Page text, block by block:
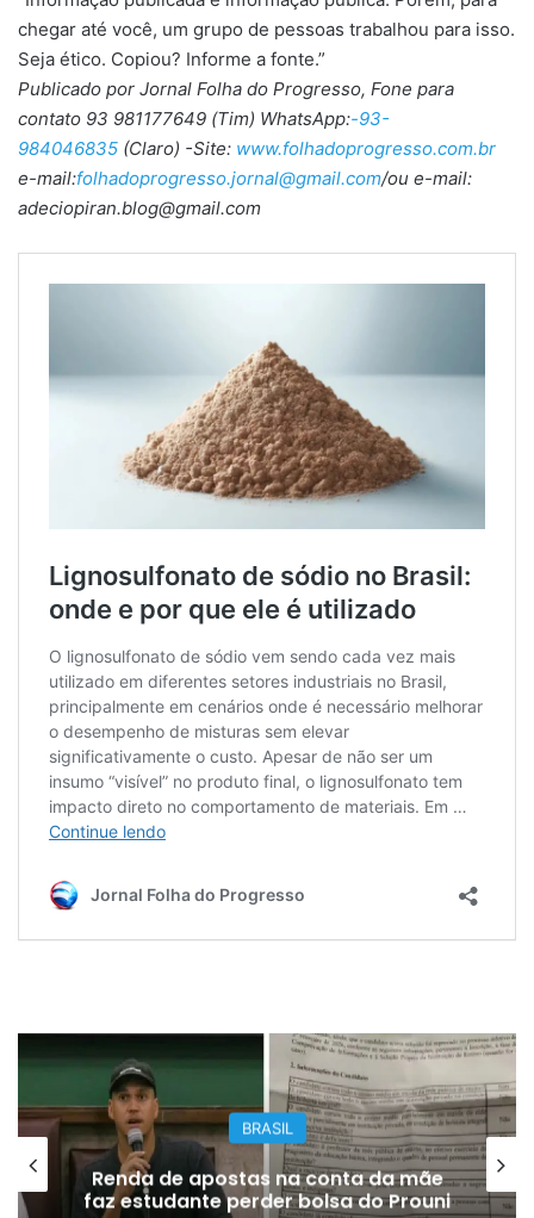
chegar até você, um grupo de pessoas trabalhou para isso.
Seja ético. Copiou? Informe a fonte.”
Publicado por Jornal Folha do Progresso, Fone para
contato 93 981177649 (Tim) WhatsApp:-93-
984046835 (Claro) -Site: www.folhadoprogresso.com.br
e-mail:folhadoprogresso.jornal@gmail.com/ou e-mail:
adeciopiran.blog@gmail.com
BRASIL
Renda de apostas na conta da mãe
faz estudante perder bolsa do Prouni